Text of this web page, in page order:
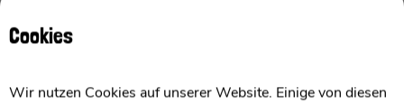
Cookies
Wir nutzen Cookies auf unserer Website. Einige von diesen